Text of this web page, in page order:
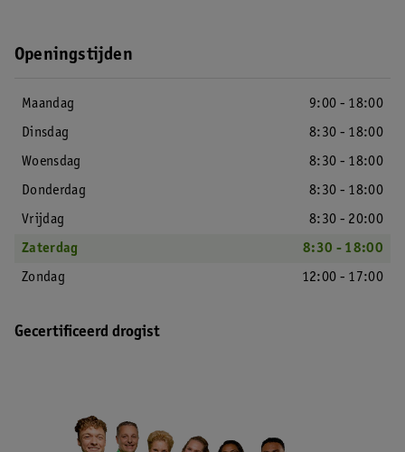
Openingstijden
Maandag
9:00 - 18:00
Dinsdag
8:30 - 18:00
Woensdag
8:30 - 18:00
Donderdag
8:30 - 18:00
Vrijdag
8:30 - 20:00
Zaterdag
8:30 - 18:00
Zondag
12:00 - 17:00
Gecertificeerd drogist